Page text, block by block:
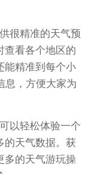
很精准的天气预
查看各个地区的
能精准到每个小
息，方便大家为
以轻松体验一个
的天气数据。获
多的天气游玩操